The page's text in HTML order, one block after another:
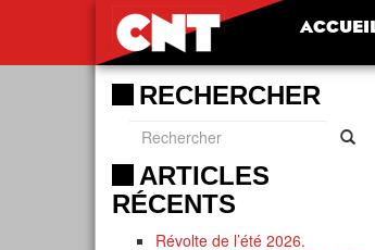
RECHERCHER
ARTICLES
RÉCENTS
Révolte de l’été 2026.